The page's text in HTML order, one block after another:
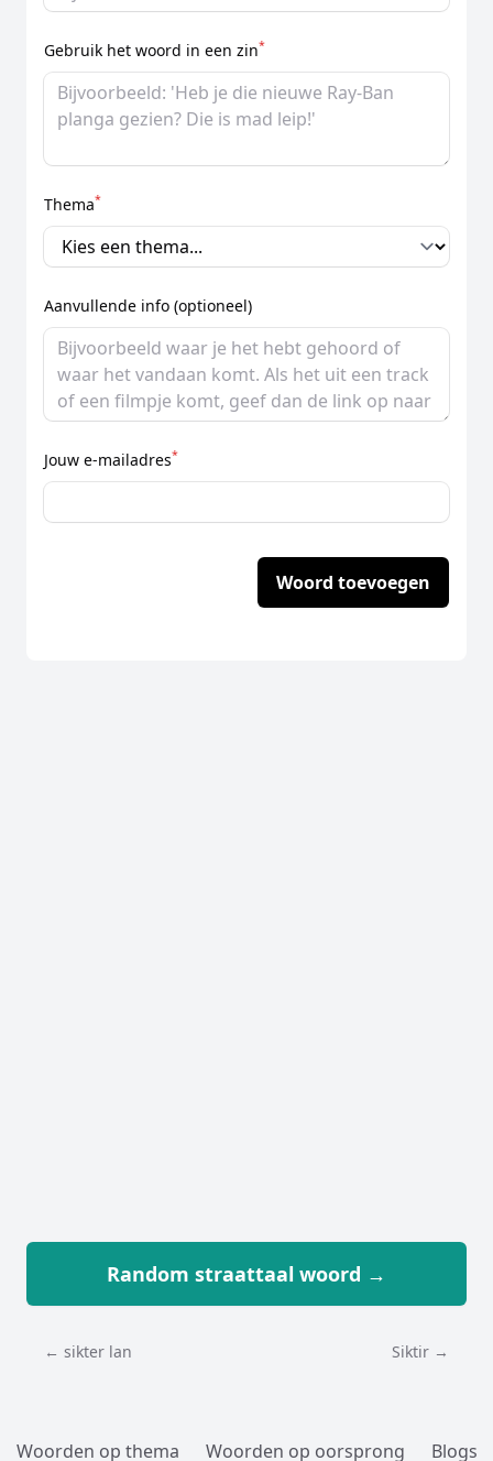
Gebruik het woord in een zin*
Thema*
Aanvullende info (optioneel)
Jouw e-mailadres*
Woord toevoegen
Random straattaal woord →
← sikter lan Siktir →
Woorden op thema Woorden op oorsprong Blogs